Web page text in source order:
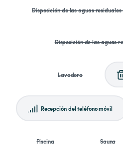
Disposición de las aguas
Disposición de las aguas
Lavadora
Recepción del teléfono móvil
Piscina Sauna